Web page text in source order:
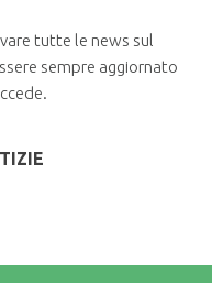
tutte le news sul
sempre aggiornato